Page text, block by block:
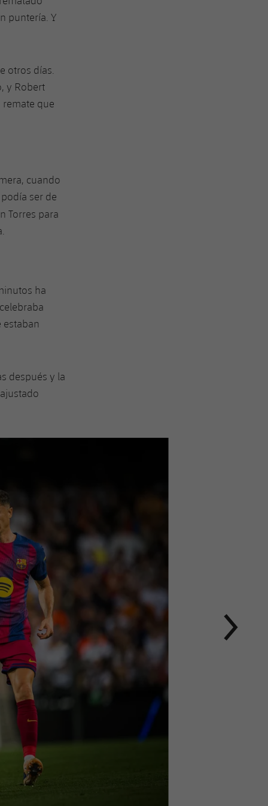
puntería. Y
otros días.
y Robert
que
cuando
ser de
Torres para
ha
estaban
después y la